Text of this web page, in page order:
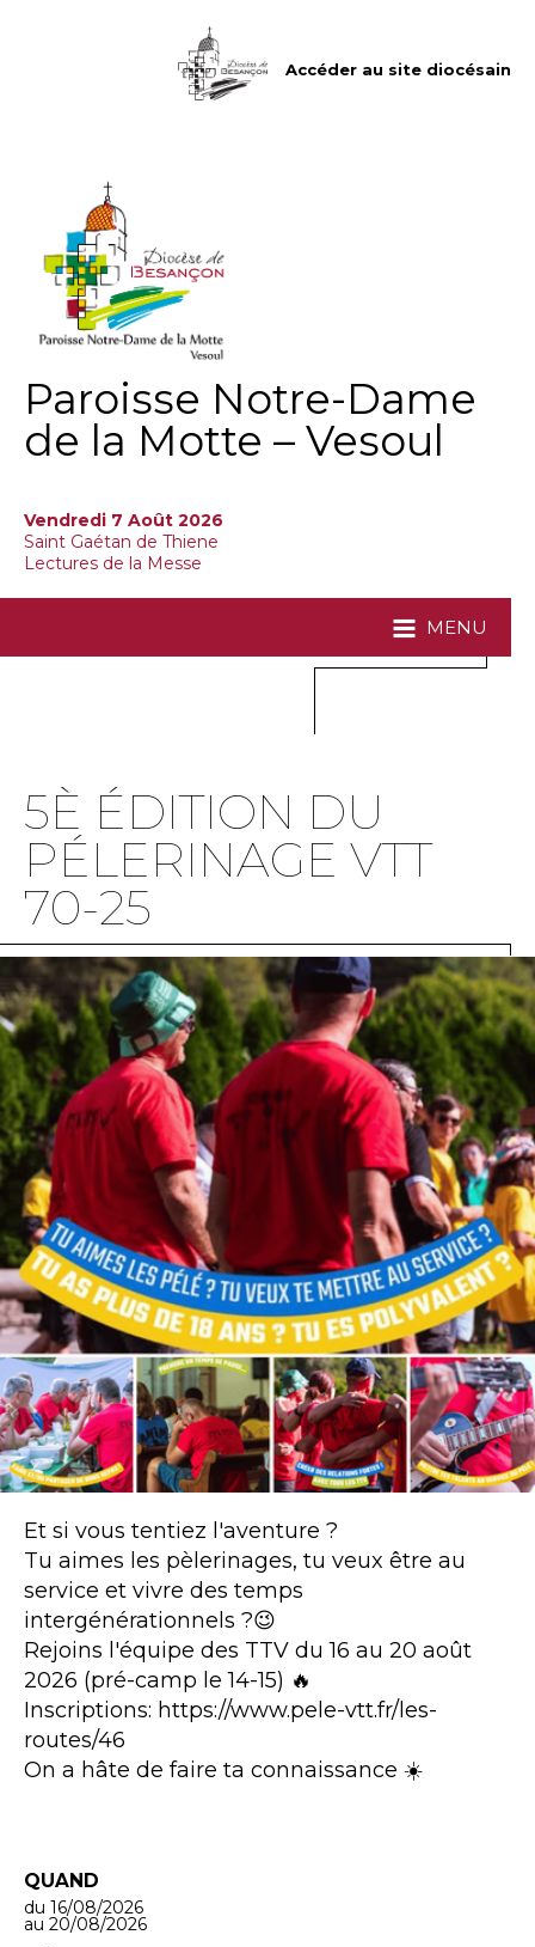
Accéder au site diocésain
Paroisse Notre-Dame
de la Motte – Vesoul
Vendredi 7 Août 2026
Saint Gaétan de Thiene
Lectures de la Messe
MENU
5È ÉDITION DU
PÉLERINAGE VTT
70-25
Et si vous tentiez l'aventure ?
Tu aimes les pèlerinages, tu veux être au
service et vivre des temps
intergénérationnels ?😉
Rejoins l'équipe des TTV du 16 au 20 août
2026 (pré-camp le 14-15) 🔥
Inscriptions: https://www.pele-vtt.fr/les-
routes/46
On a hâte de faire ta connaissance ☀️
QUAND
du 16/08/2026
au 20/08/2026